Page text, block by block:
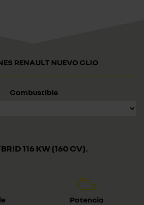
RENAULT NUEVO CLIO
Combustible
116 KW (160 CV).
Potencia